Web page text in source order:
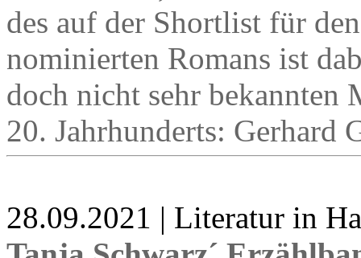
des auf der Shortlist für
nominierten Romans ist
doch nicht sehr bekannten
20. Jahrhunderts: Gerhard
28.09.2021 | Literatur in